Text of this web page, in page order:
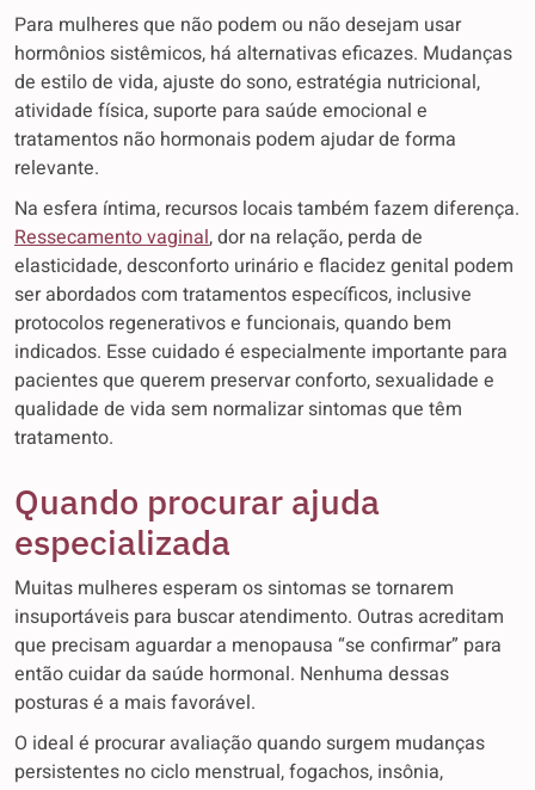
Para mulheres que não podem ou não desejam usar
hormônios sistêmicos, há alternativas eficazes. Mudanças
de estilo de vida, ajuste do sono, estratégia nutricional,
atividade física, suporte para saúde emocional e
tratamentos não hormonais podem ajudar de forma
relevante.
Na esfera íntima, recursos locais também fazem diferença.
Ressecamento vaginal, dor na relação, perda de
elasticidade, desconforto urinário e flacidez genital podem
ser abordados com tratamentos específicos, inclusive
protocolos regenerativos e funcionais, quando bem
indicados. Esse cuidado é especialmente importante para
pacientes que querem preservar conforto, sexualidade e
qualidade de vida sem normalizar sintomas que têm
tratamento.
Quando procurar ajuda
especializada
Muitas mulheres esperam os sintomas se tornarem
insuportáveis para buscar atendimento. Outras acreditam
que precisam aguardar a menopausa “se confirmar” para
então cuidar da saúde hormonal. Nenhuma dessas
posturas é a mais favorável.
O ideal é procurar avaliação quando surgem mudanças
persistentes no ciclo menstrual, fogachos, insônia,